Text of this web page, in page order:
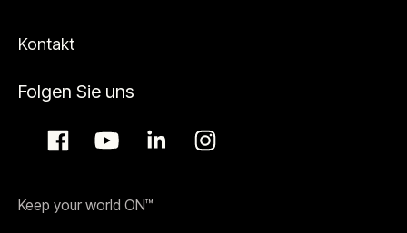
Kontakt
Folgen Sie uns
Keep your world ON™